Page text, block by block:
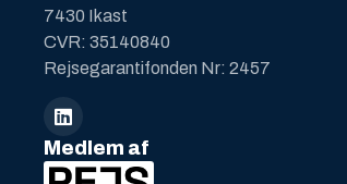
7430 Ikast
CVR: 35140840
Rejsegarantifonden Nr: 2457
Medlem af